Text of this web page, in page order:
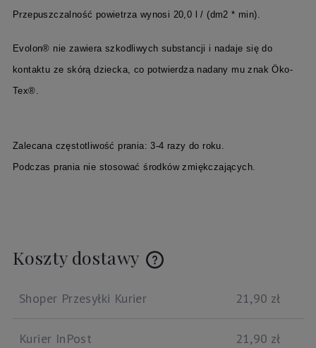
Przepuszczalność powietrza wynosi 20,0 l / (dm2 * min).
Evolon® nie zawiera szkodliwych substancji i nadaje się do
kontaktu ze skórą dziecka, co potwierdza nadany mu znak Öko-
Tex®.
Zalecana częstotliwość prania: 3-4 razy do roku.
Podczas prania nie stosować środków zmiękczających.
Koszty dostawy
Cena nie zawiera ewentualnych kosztów płatności
Shoper Przesyłki Kurier 21,90 zł
Kurier InPost 21,90 zł